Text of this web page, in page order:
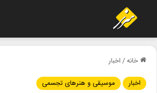
خانه/اخبار
اخبار
موسیقی و هنرهای تجسمی